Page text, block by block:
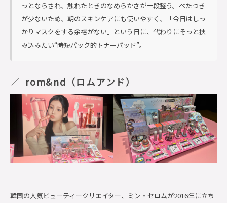
っとならされ、触れたときのなめらかさが一段整う。べたつき
が少ないため、朝のスキンケアにも使いやすく、「今日はしっ
かりマスクをする余裕がない」という日に、代わりにそっと挟
み込みたい“時短パック的トナーパッド”。
rom&nd（ロムアンド）
韓国の人気ビューティークリエイター、ミン・セロムが2016年に立ち